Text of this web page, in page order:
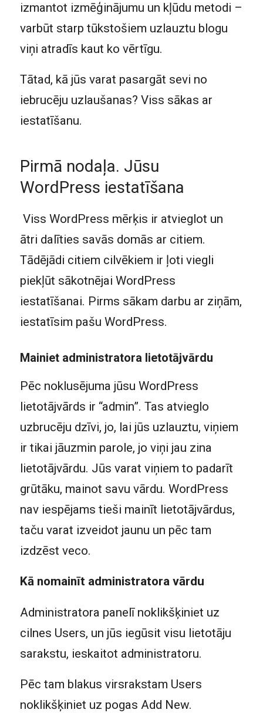
izmantot izmēģinājumu un kļūdu metodi –
varbūt starp tūkstošiem uzlauztu blogu
viņi atradīs kaut ko vērtīgu.
Tātad, kā jūs varat pasargāt sevi no
iebrucēju uzlaušanas? Viss sākas ar
iestatīšanu.
Pirmā nodaļa. Jūsu
WordPress iestatīšana
Viss WordPress mērķis ir atvieglot un
ātri dalīties savās domās ar citiem.
Tādējādi citiem cilvēkiem ir ļoti viegli
piekļūt sākotnējai WordPress
iestatīšanai. Pirms sākam darbu ar ziņām,
iestatīsim pašu WordPress.
Mainiet administratora lietotājvārdu
Pēc noklusējuma jūsu WordPress
lietotājvārds ir “admin”. Tas atvieglo
uzbrucēju dzīvi, jo, lai jūs uzlauztu, viņiem
ir tikai jāuzmin parole, jo viņi jau zina
lietotājvārdu. Jūs varat viņiem to padarīt
grūtāku, mainot savu vārdu. WordPress
nav iespējams tieši mainīt lietotājvārdus,
taču varat izveidot jaunu un pēc tam
izdzēst veco.
Kā nomainīt administratora vārdu
Administratora panelī noklikšķiniet uz
cilnes Users, un jūs iegūsit visu lietotāju
sarakstu, ieskaitot administratoru.
Pēc tam blakus virsrakstam Users
noklikšķiniet uz pogas Add New.